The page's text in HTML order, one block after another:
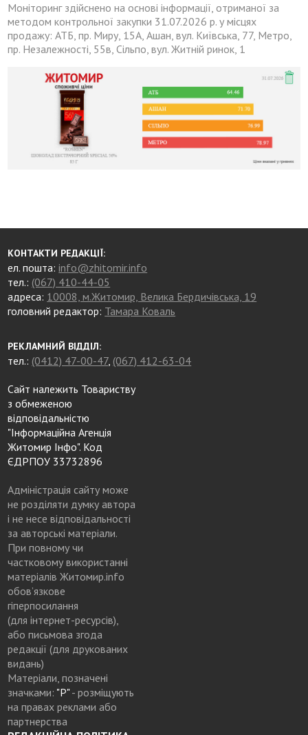
Моніторинг здійснено на основі інформації, отриманої за
методом контрольної закупки 31.07.2026 р. у місцях
продажу: АТБ, пр. Миру, 15А, Ашан, вул. Київська, 77, Метро,
пр. Незалежності, 55в, Сільпо, вул. Житній ринок, 1
КОНТАКТИ РЕДАКЦІЇ:
ел. пошта:info@zhitomir.info
тел.: (067) 410-44-05
адреса: 10008, м.Житомир, Велика Бердичівська, 19
головний редактор: Тамара Коваль
РЕКЛАМНИЙ ВІДДІЛ:
тел.: (0412) 47-00-47, (067) 412-63-04
Сайт належить Товариству
з обмеженою
відповідальністю
"Інформаційна Агенція
Житомир Інфо". Код
ЄДРПОУ 33732896
Адміністрація сайту може
не розділяти думку автора
і не несе відповідальності
за авторські матеріали.
При повному чи
частковому використанні
матеріалів Житомир.info
обов’язкове
гіперпосилання
(для інтернет-ресурсів),
або письмова згода
редакції (для друкованих
видань)
Матеріали, позначені
значками: "Р"- розміщують
на правах реклами або
партнерства